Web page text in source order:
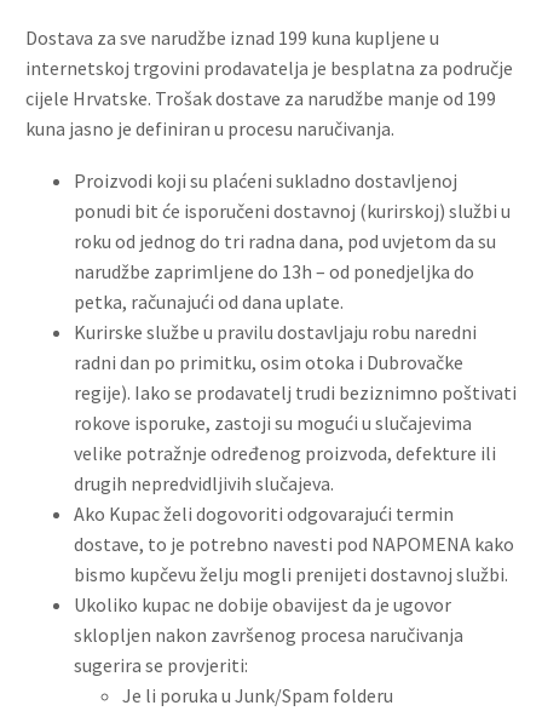
Dostava za sve narudžbe iznad 199 kuna kupljene u
internetskoj trgovini prodavatelja je besplatna za područje
cijele Hrvatske. Trošak dostave za narudžbe manje od 199
kuna jasno je definiran u procesu naručivanja.
Proizvodi koji su plaćeni sukladno dostavljenoj
ponudi bit će isporučeni dostavnoj (kurirskoj) službi u
roku od jednog do tri radna dana, pod uvjetom da su
narudžbe zaprimljene do 13h – od ponedjeljka do
petka, računajući od dana uplate.
Kurirske službe u pravilu dostavljaju robu naredni
radni dan po primitku, osim otoka i Dubrovačke
regije). Iako se prodavatelj trudi beziznimno poštivati
rokove isporuke, zastoji su mogući u slučajevima
velike potražnje određenog proizvoda, defekture ili
drugih nepredvidljivih slučajeva.
Ako Kupac želi dogovoriti odgovarajući termin
dostave, to je potrebno navesti pod NAPOMENA kako
bismo kupčevu želju mogli prenijeti dostavnoj službi.
Ukoliko kupac ne dobije obavijest da je ugovor
sklopljen nakon završenog procesa naručivanja
sugerira se provjeriti:
Je li poruka u Junk/Spam folderu